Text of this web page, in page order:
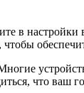
в настройки
что ваш